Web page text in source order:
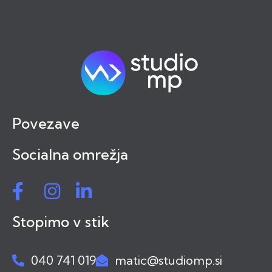
Povezave
Socialna omrežja
Stopimo v stik
040 741 019 matic@studiomp.si